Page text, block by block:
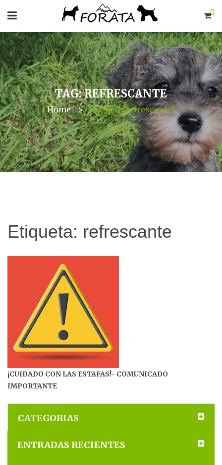
0
TAG: REFRESCANTE
Home > Tagged "refrescante"
Etiqueta: refrescante
¡CUIDADO CON LAS ESTAFAS!- COMUNICADO
IMPORTANTE
CATEGORIAS
ENTRADAS RECIENTES